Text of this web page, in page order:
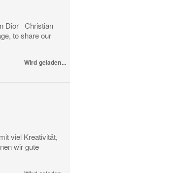
Dior Christian
to share our
Wird geladen...
viel Kreativität,
wir gute